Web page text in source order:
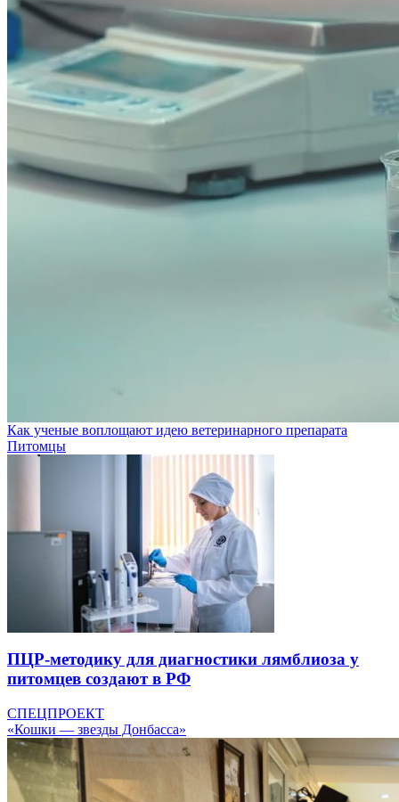
Как ученые воплощают идею ветеринарного препарата
Питомцы
ПЦР-методику для диагностики лямблиоза у
питомцев создают в РФ
СПЕЦПРОЕКТ
«Кошки — звезды Донбасса»